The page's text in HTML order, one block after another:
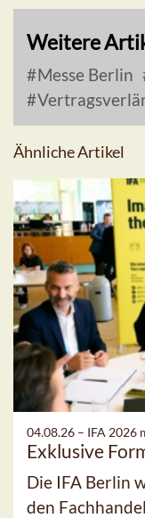
Weitere
Messe Berlin
Ähnliche Artikel
04.08.26 – IFA 2026
Exklusive
Die IFA Berlin
den